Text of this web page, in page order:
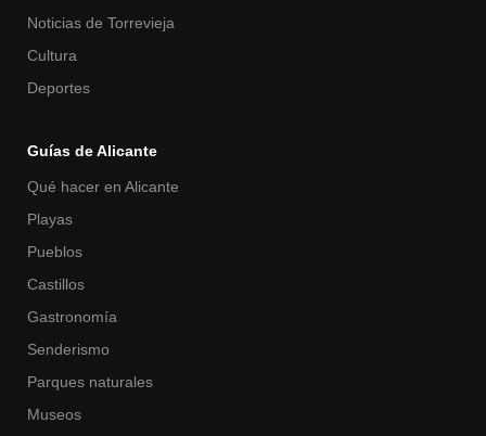
Noticias de Torrevieja
Cultura
Deportes
Guías de Alicante
Qué hacer en Alicante
Playas
Pueblos
Castillos
Gastronomía
Senderismo
Parques naturales
Museos